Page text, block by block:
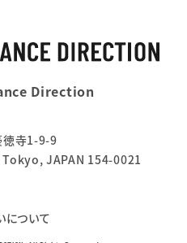
Direction
徳寺1-9-9
JAPAN 154-0021
について